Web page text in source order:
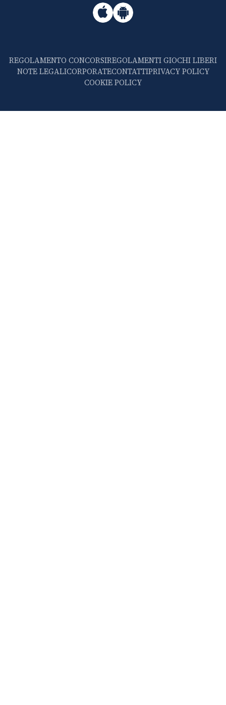
REGOLAMENTO CONCORSIREGOLAMENTI GIOCHI LIBERI
NOTE LEGALICORPORATECONTATTIPRIVACY POLICY
COOKIE POLICY